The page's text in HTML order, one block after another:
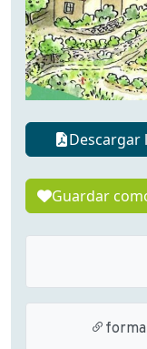
Descargar
Guardar